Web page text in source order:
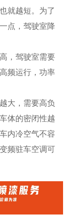
就越短。为了
点，驾驶室降
，驾驶室需要
频运行，功率
大，需要高负
体的密闭性越
内冷空气不容
频驻车空调可